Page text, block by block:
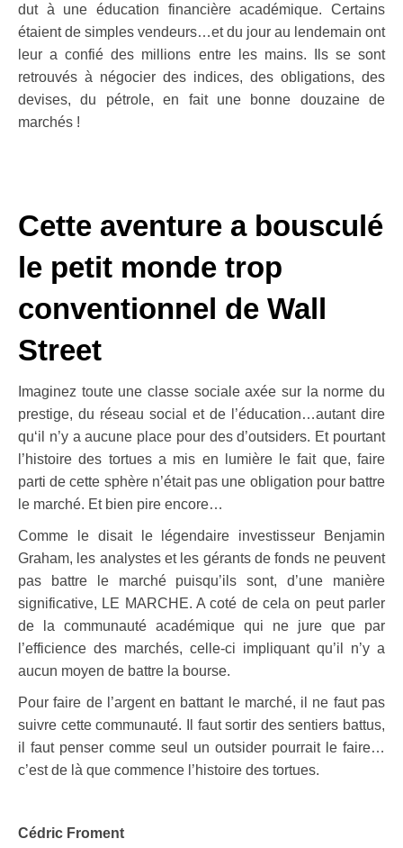
dut à une éducation financière académique. Certains
étaient de simples vendeurs…et du jour au lendemain ont
leur a confié des millions entre les mains. Ils se sont
retrouvés à négocier des indices, des obligations, des
devises, du pétrole, en fait une bonne douzaine de
marchés !
Cette aventure a bousculé
le petit monde trop
conventionnel de Wall
Street
Imaginez toute une classe sociale axée sur la norme du
prestige, du réseau social et de l’éducation…autant dire
qu‘il n’y a aucune place pour des d’outsiders. Et pourtant
l’histoire des tortues a mis en lumière le fait que, faire
parti de cette sphère n’était pas une obligation pour battre
le marché. Et bien pire encore…
Comme le disait le légendaire investisseur Benjamin
Graham, les analystes et les gérants de fonds ne peuvent
pas battre le marché puisqu’ils sont, d’une manière
significative, LE MARCHE. A coté de cela on peut parler
de la communauté académique qui ne jure que par
l’efficience des marchés, celle-ci impliquant qu’il n’y a
aucun moyen de battre la bourse.
Pour faire de l’argent en battant le marché, il ne faut pas
suivre cette communauté. Il faut sortir des sentiers battus,
il faut penser comme seul un outsider pourrait le faire…
c’est de là que commence l’histoire des tortues.
Cédric Froment